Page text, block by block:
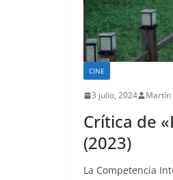
CINE
3 julio, 2024 Martín
Crítica de
(2023)
La Competencia